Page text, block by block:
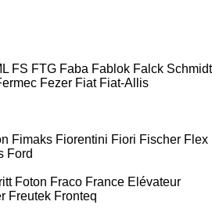
FS FTG Faba Fablok Falck Schmidt
Fezer Fiat Fiat-Allis
Fimaks Fiorentini Fiori Fischer Flex
Ford
Foton Fraco France Elévateur
Freutek Fronteq